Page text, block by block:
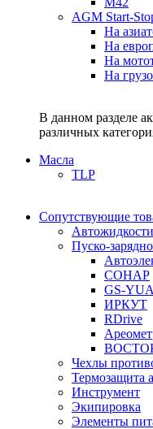
AGM Start-
На
На
На
На
В данном разделе
различных
Масла
TLP
Сопутствующие
Автожидкости
Пуско-
СОНАР
GS-
ИРКУТ
RDrive
Чехлы
Термозащита
Инструмент
Экипировка
Элементы